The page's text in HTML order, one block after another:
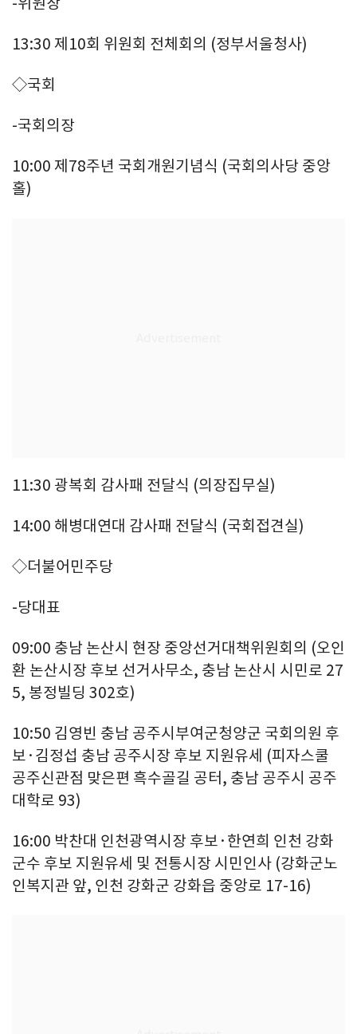
13:30 제10회 위원회 전체회의 (정부서울청사)
◇국회
-국회의장
10:00 제78주년 국회개원기념식 (국회의사당 중앙
홀)
11:30 광복회 감사패 전달식 (의장집무실)
14:00 해병대연대 감사패 전달식 (국회접견실)
◇더불어민주당
-당대표
09:00 충남 논산시 현장 중앙선거대책위원회의 (오인
환 논산시장 후보 선거사무소, 충남 논산시 시민로 27
5, 봉정빌딩 302호)
10:50 김영빈 충남 공주시부여군청양군 국회의원 후
보·김정섭 충남 공주시장 후보 지원유세 (피자스쿨
공주신관점 맞은편 흑수골길 공터, 충남 공주시 공주
대학로 93)
16:00 박찬대 인천광역시장 후보·한연희 인천 강화
군수 후보 지원유세 및 전통시장 시민인사 (강화군노
인복지관 앞, 인천 강화군 강화읍 중앙로 17-16)